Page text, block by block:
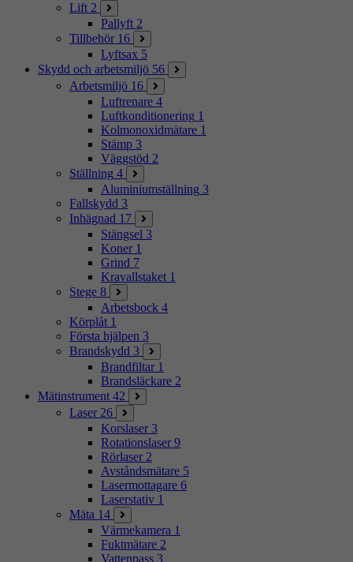
Lift 2
Pallyft 2
Tillbehör 16
Lyftsax 5
Skydd och arbetsmiljö 56
Arbetsmiljö 16
Luftrenare 4
Luftkonditionering 1
Kolmonoxidmätare 1
Stämp 3
Väggstöd 2
Ställning 4
Aluminiumställning 3
Fallskydd 3
Inhägnad 17
Stängsel 3
Koner 1
Grind 7
Kravallstaket 1
Stege 8
Arbetsbock 4
Körplåt 1
Första hjälpen 3
Brandskydd 3
Brandfiltar 1
Brandsläckare 2
Mätinstrument 42
Laser 26
Korslaser 3
Rotationslaser 9
Rörlaser 2
Avståndsmätare 5
Lasermottagare 6
Laserstativ 1
Mäta 14
Värmekamera 1
Fuktmätare 2
Vattenpass 3